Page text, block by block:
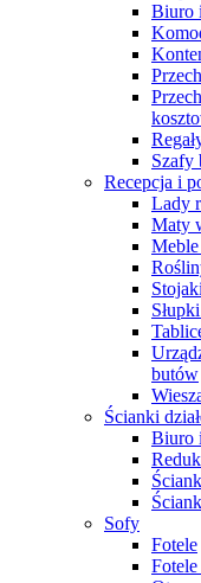
Biuro
Szafy
Recepcja i
Lady
Maty
butów
Ścianki
Biuro
Sofy
Fotele